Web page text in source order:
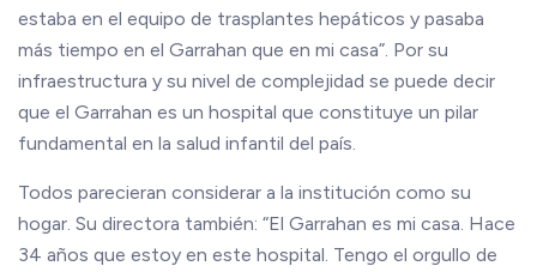
estaba en el equipo de trasplantes hepáticos y pasaba
más tiempo en el Garrahan que en mi casa”. Por su
infraestructura y su nivel de complejidad se puede decir
que el Garrahan es un hospital que constituye un pilar
fundamental en la salud infantil del país.
Todos parecieran considerar a la institución como su
hogar. Su directora también: “El Garrahan es mi casa. Hace
34 años que estoy en este hospital. Tengo el orgullo de